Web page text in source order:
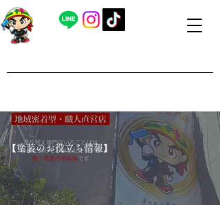
​【塗装のお役立ち情報】